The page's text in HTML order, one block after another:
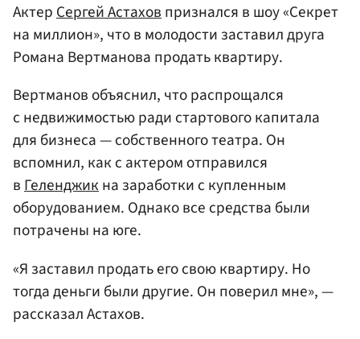
АктерСергей Астаховпризнался в шоу «Секрет
на миллион», что в молодости заставил друга
Романа Вертманова продать квартиру.
Вертманов объяснил, что распрощался
с недвижимостью ради стартового капитала
для бизнеса — собственного театра. Он
вспомнил, как с актером отправился
вГеленджикна заработки с купленным
оборудованием. Однако все средства были
потрачены на юге.
«Я заставил продать его свою квартиру. Но
тогда деньги были другие. Он поверил мне», —
рассказал Астахов.